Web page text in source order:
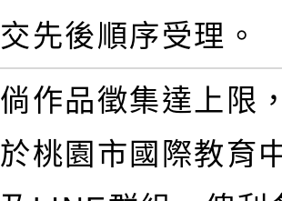
交先後順序受理。
倘作品徵集達上限
於桃園市國際教育